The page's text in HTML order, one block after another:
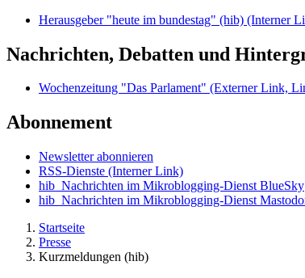
Herausgeber "heute im bundestag" (hib) (Interner
Nachrichten, Debatten und
Wochenzeitung "Das Parlament" (Externer Link,
Abonnement
Newsletter abonnieren
RSS-Dienste (Interner Link)
hib_Nachrichten im Mikroblogging-Dienst BlueSky
hib_Nachrichten im Mikroblogging-Dienst
Startseite
Presse
Kurzmeldungen (hib)